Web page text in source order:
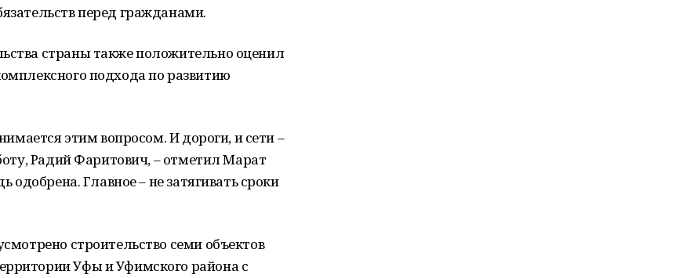
перед гражданами.
страны также положительно оценил
подхода по развитию
этим вопросом. И дороги, и сети –
Радий Фаритович, – отметил Марат
одобрена. Главное – не затягивать сроки
строительство семи объектов
Уфы и Уфимского района c